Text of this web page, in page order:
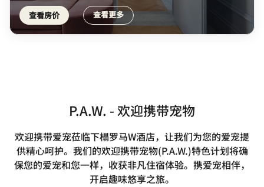
查看房价 查看更多
P.A.W. - 欢迎携带宠物
欢迎携带爱宠莅临下榻罗马W酒店，让我们为您的爱宠提
供精心呵护。我们的欢迎携带宠物(P.A.W.)特色计划将确
保您的爱宠和您一样，收获非凡住宿体验。携爱宠相伴，
开启趣味悠享之旅。